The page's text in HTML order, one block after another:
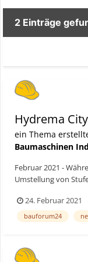
2 Einträge
Hydrema
ein Thema
Baumaschinen
Februar 2021 -
Umstellung von
dänische
umfangreiche
24. Februar 2021
bauforum24